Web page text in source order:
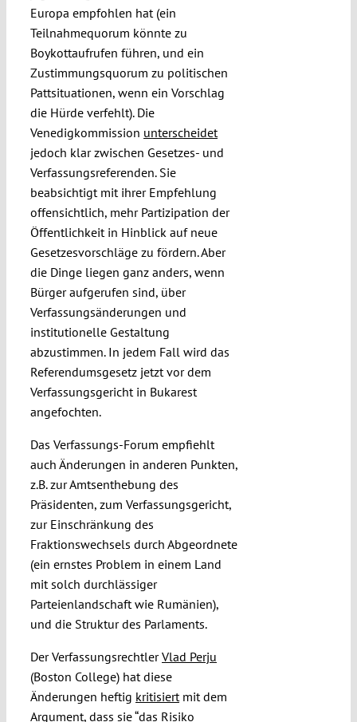
Europa empfohlen hat (ein
Teilnahmequorum könnte zu
Boykottaufrufen führen, und ein
Zustimmungsquorum zu politischen
Pattsituationen, wenn ein Vorschlag
die Hürde verfehlt). Die
Venedigkommission unterscheidet
jedoch klar zwischen Gesetzes- und
Verfassungsreferenden. Sie
beabsichtigt mit ihrer Empfehlung
offensichtlich, mehr Partizipation der
Öffentlichkeit in Hinblick auf neue
Gesetzesvorschläge zu fördern. Aber
die Dinge liegen ganz anders, wenn
Bürger aufgerufen sind, über
Verfassungsänderungen und
institutionelle Gestaltung
abzustimmen. In jedem Fall wird das
Referendumsgesetz jetzt vor dem
Verfassungsgericht in Bukarest
angefochten.
Das Verfassungs-Forum empfiehlt
auch Änderungen in anderen Punkten,
z.B. zur Amtsenthebung des
Präsidenten, zum Verfassungsgericht,
zur Einschränkung des
Fraktionswechsels durch Abgeordnete
(ein ernstes Problem in einem Land
mit solch durchlässiger
Parteienlandschaft wie Rumänien),
und die Struktur des Parlaments.
Der VerfassungsrechtlerVlad Perju
(Boston College) hat diese
Änderungen heftig kritisiertmit dem
Argument, dass sie “das Risiko